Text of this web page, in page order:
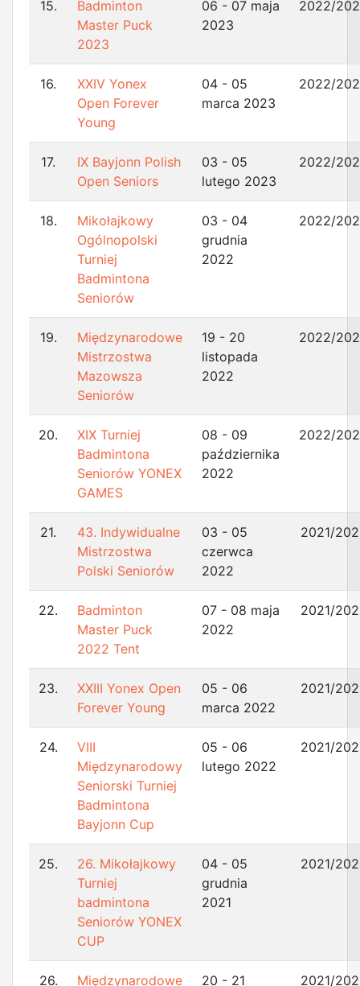
15.
Badminton
Master Puck
2023
06 - 07 maja
2023
2022/
16.
XXIV Yonex
Open Forever
Young
04 - 05
marca 2023
2022/
17.
IX Bayjonn Polish
Open Seniors
03 - 05
lutego 2023
2022/
18.
Mikołajkowy
Ogólnopolski
Turniej
Badmintona
Seniorów
03 - 04
grudnia
2022
2022/
19.
Międzynarodowe
Mistrzostwa
Mazowsza
Seniorów
19 - 20
listopada
2022
2022/
20.
XIX Turniej
Badmintona
Seniorów YONEX
GAMES
08 - 09
października
2022
2022/
21.
43. Indywidualne
Mistrzostwa
Polski Seniorów
03 - 05
czerwca
2022
2021/
22.
Badminton
Master Puck
2022 Tent
07 - 08 maja
2022
2021/
23.
XXIII Yonex Open
Forever Young
05 - 06
marca 2022
2021/
24.
VIII
Międzynarodowy
Seniorski Turniej
Badmintona
Bayjonn Cup
05 - 06
lutego 2022
2021/
25.
26. Mikołajkowy
Turniej
badmintona
Seniorów YONEX
CUP
04 - 05
grudnia
2021
2021/
26.
Międzynarodowe
20 - 21
2021/